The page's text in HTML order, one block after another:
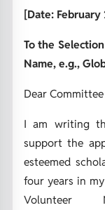
[Date:
To the
Name, e.g.,
Dear
I am writing
support the
esteemed
four years in